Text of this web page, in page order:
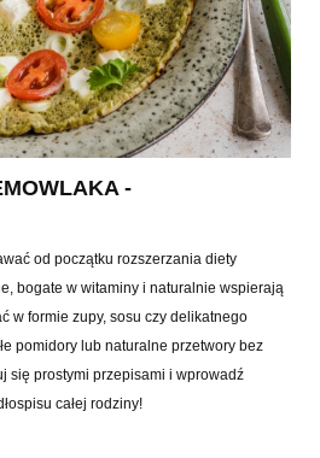
-
od początku rozszerzania diety
bogate w witaminy i naturalnie wspierają
w formie zupy, sosu czy delikatnego
pomidory lub naturalne przetwory bez
się prostymi przepisami i wprowadź
całej rodziny!